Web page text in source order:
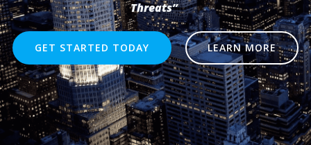
Threats”
GET STARTED TODAY LEARN MORE